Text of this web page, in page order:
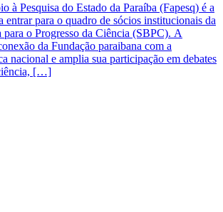
à Pesquisa do Estado da Paraíba (Fapesq) é a
entrar para o quadro de sócios institucionais da
para o Progresso da Ciência (SBPC). A
da Fundação paraibana com a
nacional e amplia sua participação em debates
[…]